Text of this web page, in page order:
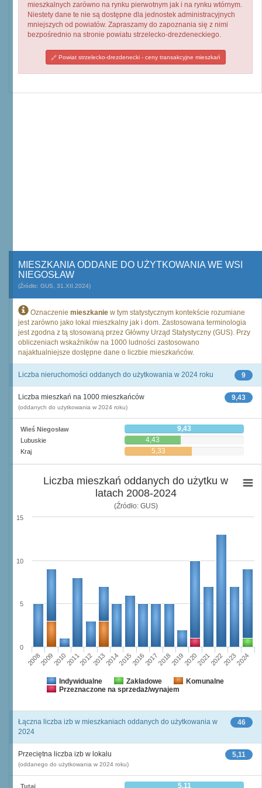
mieszkalnych zarówno na rynku pierwotnym jak i na rynku wtórnym.
Niestety dane te nie są dostępne dla jednostek administracyjnych
mniejszych od powiatów. Zapraszamy do zapoznania się z nimi
bezpośrednio na stronie powiatu strzelecko-drezdeneckiego.
Powiat strzelecko-drezdenecki - ceny transakcyjne mieszkań
MIESZKANIA ODDANE DO UŻYTKOWANIA WE WSI
NIEGOSŁAW
(Źródło: GUS, 31.XII.2024)
Oznaczenie mieszkanie w tym statystycznym kontekście rozumiane
jest zarówno jako lokal mieszkalny jak i dom. Zastosowana terminologia
jest zgodna z tą stosowaną przez Główny Urząd Statystyczny (GUS). Przy
obliczeniach wskaźników na 1000 ludności zastosowano
najaktualniejsze dostępne dane o liczbie mieszkańców.
9
Liczba nieruchomości oddanych do użytkowania w 2024 roku
9,43
Liczba mieszkań na 1000 mieszkańców
(oddanych do użytkowania w 2024 roku)
Wieś Niegosław 9,43
Lubuskie 4,43
Kraj 5,33
Liczba mieszkań oddanych do użytku w
latach 2008-2024
(Źródło: GUS)
Indywidualne Zakładowe
Komunalne
Przeznaczone na sprzedaż/wynajem
20082009201020112012201320142015201620172018201920202021202220232024
0
5
10
15
46
Łączna liczba izb w mieszkaniach oddanych do użytkowania w
2024
5,11
Przeciętna liczba izb w lokalu
(oddanego do użytkowania w 2024 roku)
Tutaj 5,11